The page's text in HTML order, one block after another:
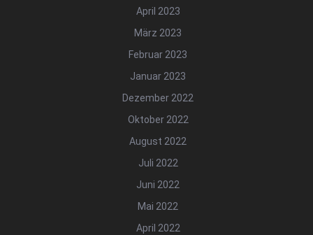
April 2023
März 2023
Februar 2023
Januar 2023
Dezember 2022
Oktober 2022
August 2022
Juli 2022
Juni 2022
Mai 2022
April 2022